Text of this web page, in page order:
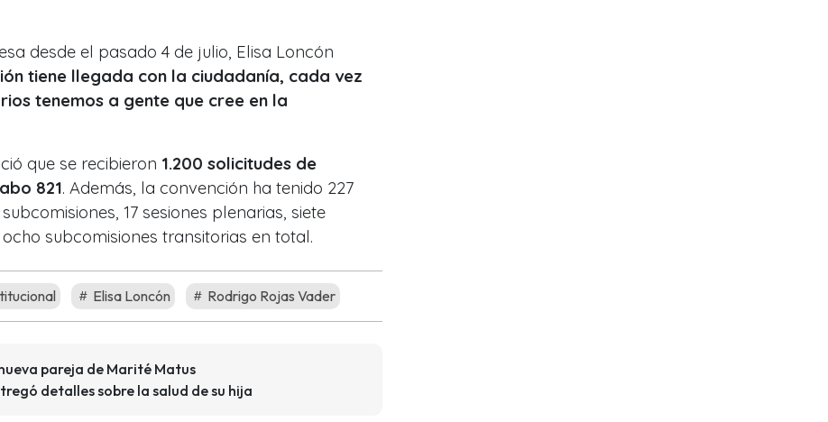
desde el pasado 4 de julio, Elisa Loncón
tiene llegada con la ciudadanía, cada vez
tenemos a gente que cree en la
que se recibieron 1.200 solicitudes de
821. Además, la convención ha tenido 227
17 sesiones plenarias, siete
subcomisiones transitorias en total.
Elisa Loncón Rodrigo Rojas Vader
pareja de Marité Matus
detalles sobre la salud de su hija